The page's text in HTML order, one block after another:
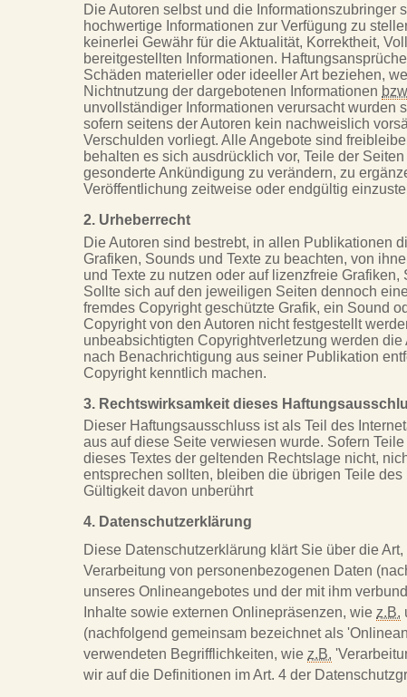
Die Autoren selbst und die Informationszubringer
hochwertige Informationen zur Verfügung zu
keinerlei Gewähr für die Aktualität, Korrektheit,
bereitgestellten Informationen.
Schäden materieller oder ideeller Art beziehen,
Nichtnutzung der dargebotenen Informationen
unvollständiger Informationen verursacht wurden
sofern seitens der Autoren kein nachweislich
Verschulden vorliegt. Alle Angebote sind
behalten es sich ausdrücklich vor, Teile der
gesonderte Ankündigung zu verändern, zu
Veröffentlichung zeitweise oder endgültig
2. Urheberrecht
Die Autoren sind bestrebt, in allen Publikationen
Grafiken, Sounds und Texte zu beachten, von
und Texte zu nutzen oder auf lizenzfreie
Sollte sich auf den jeweiligen Seiten dennoch
fremdes Copyright geschützte Grafik, ein Sound
Copyright von den Autoren nicht festgestellt
unbeabsichtigten Copyrightverletzung werden
nach Benachrichtigung aus seiner Publikation
Copyright kenntlich machen.
3. Rechtswirksamkeit dieses
Dieser Haftungsausschluss ist als Teil des
aus auf diese Seite verwiesen wurde. Sofern
dieses Textes der geltenden Rechtslage nicht,
entsprechen sollten, bleiben die übrigen Teile
Gültigkeit davon unberührt
4. Datenschutzerklärung
Diese Datenschutzerklärung klärt Sie über die
Verarbeitung von personenbezogenen Daten
unseres Onlineangebotes und der mit ihm
Inhalte sowie externen Onlinepräsenzen, wie z.B.
(nachfolgend gemeinsam bezeichnet als
verwendeten Begrifflichkeiten, wie z.B.
wir auf die Definitionen im Art. 4 der